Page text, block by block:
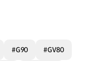
#G90 #GV80